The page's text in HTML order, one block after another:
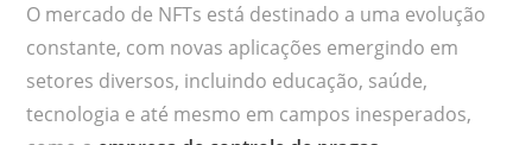
O mercado de NFTs está destinado a uma evolução
constante, com novas aplicações emergindo em
setores diversos, incluindo educação, saúde,
tecnologia e até mesmo em campos inesperados,